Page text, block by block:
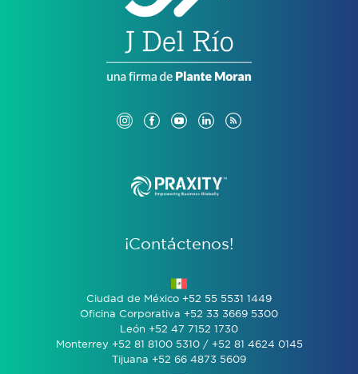
¡Contáctenos!
Ciudad de México +52 55 5531 1449
Oficina Corporativa +52 33 3669 5300
León +52 47 7152 1730
Monterrey +52 81 8100 5310 / +52 81 4624 0145
Tijuana +52 66 4873 5609